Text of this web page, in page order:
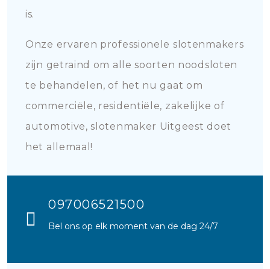
is.
Onze ervaren professionele slotenmakers
zijn getraind om alle soorten noodsloten
te behandelen, of het nu gaat om
commerciële, residentiële, zakelijke of
automotive, slotenmaker Uitgeest doet
het allemaal!
097006521500
Bel ons op elk moment van de dag 24/7